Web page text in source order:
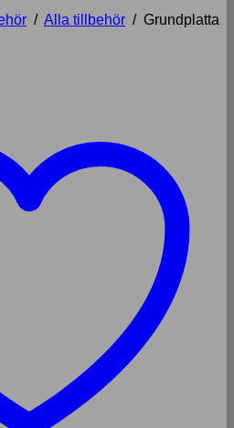
/ Alla tillbehör / Grundplatta